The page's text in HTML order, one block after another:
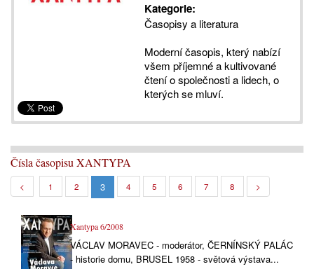
Kategorie:
Časopisy a literatura
Moderní časopis, který nabízí
všem příjemné a kultivované
čtení o společnosti a lidech, o
kterých se mluví.
Čísla časopisu XANTYPA
< 1 2 3 4 5 6 7 8 >
Xantypa 6/2008
VÁCLAV MORAVEC - moderátor, ČERNÍNSKÝ PALÁC
- historie domu, BRUSEL 1958 - světová výstava...